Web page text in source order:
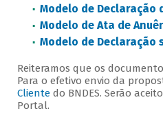
Modelo de
Modelo de Ata de
Modelo de
Reiteramos que os
Para o efetivo envio da
Clientedo BNDES. Serão
Portal.